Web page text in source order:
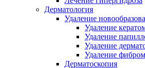
Дерматология
Удаление
Удаление
Удаление
Удаление
Удаление фибром
Дерматоскопия